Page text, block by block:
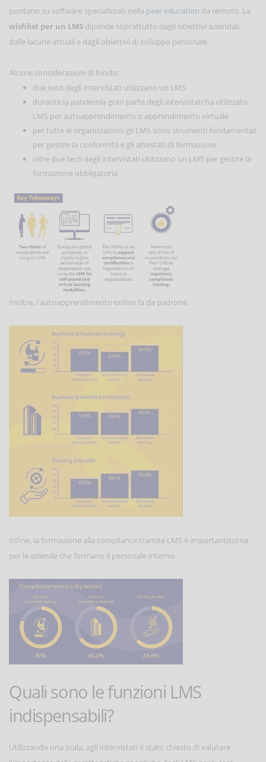
puntano su software specializzati nella peer education da remoto. La
wishlist per un LMS dipende soprattutto dagli obiettivi aziendali,
dalle lacune attuali e dagli obiettivi di sviluppo personale.
Alcune considerazioni di fondo:
due terzi degli intervistati utilizzano un LMS
durante la pandemia gran parte degli intervistati ha utilizzato
LMS per autoapprendimento o apprendimento virtuale
per tutte le organizzazioni gli LMS sono strumenti fondamentali
per gestire la conformità e gli attestati di formazione
oltre due terzi degli intervistati utilizzano un LMS per gestire la
formazione obbligatoria
Inoltre, l'autoapprendimento online fa da padrone.
Infine, la formazione alla compliance tramite LMS è importantissima
per le aziende che formano il personale interno.
Quali sono le funzioni LMS
indispensabili?
Utilizzando una scala, agli intervistati è stato chiesto di valutare